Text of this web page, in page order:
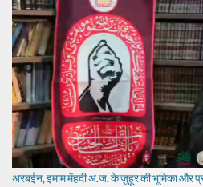
अरबईन, इमाम मेंहदी अ.ज. के ज़ुहूर की भूमिका और